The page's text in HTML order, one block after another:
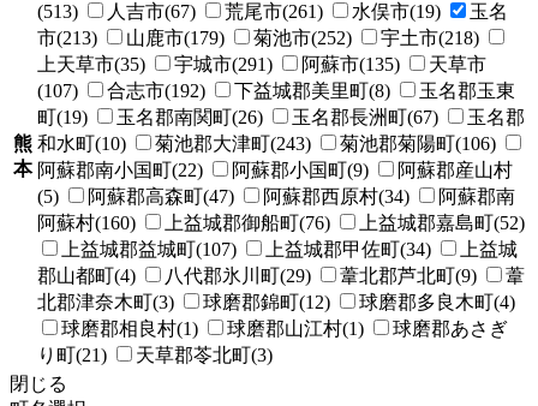
熊
本
(513)
人吉市(67) 荒尾市(261) 水俣市(19)
玉名
市(213)
山鹿市(179) 菊池市(252)
宇土市(218)
上天草市(35)
宇城市(291) 阿蘇市(135)
天草市
(107)
合志市(192) 下益城郡美里町(8)
玉名郡玉東
町(19)
玉名郡南関町(26) 玉名郡長洲町(67)
玉名郡
和水町(10)
菊池郡大津町(243)
菊池郡菊陽町(106)
阿蘇郡南小国町(22)
阿蘇郡小国町(9)
阿蘇郡産山村
(5)
阿蘇郡高森町(47) 阿蘇郡西原村(34)
阿蘇郡南
阿蘇村(160)
上益城郡御船町(76)
上益城郡嘉島町(52)
上益城郡益城町(107)
上益城郡甲佐町(34)
上益城
郡山都町(4)
八代郡氷川町(29) 葦北郡芦北町(9)
葦
北郡津奈木町(3)
球磨郡錦町(12)
球磨郡多良木町(4)
球磨郡相良村(1)
球磨郡山江村(1)
球磨郡あさぎ
り町(21)
天草郡苓北町(3)
閉じる